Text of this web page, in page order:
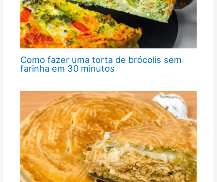
Como fazer uma torta de brócolis sem
farinha em 30 minutos